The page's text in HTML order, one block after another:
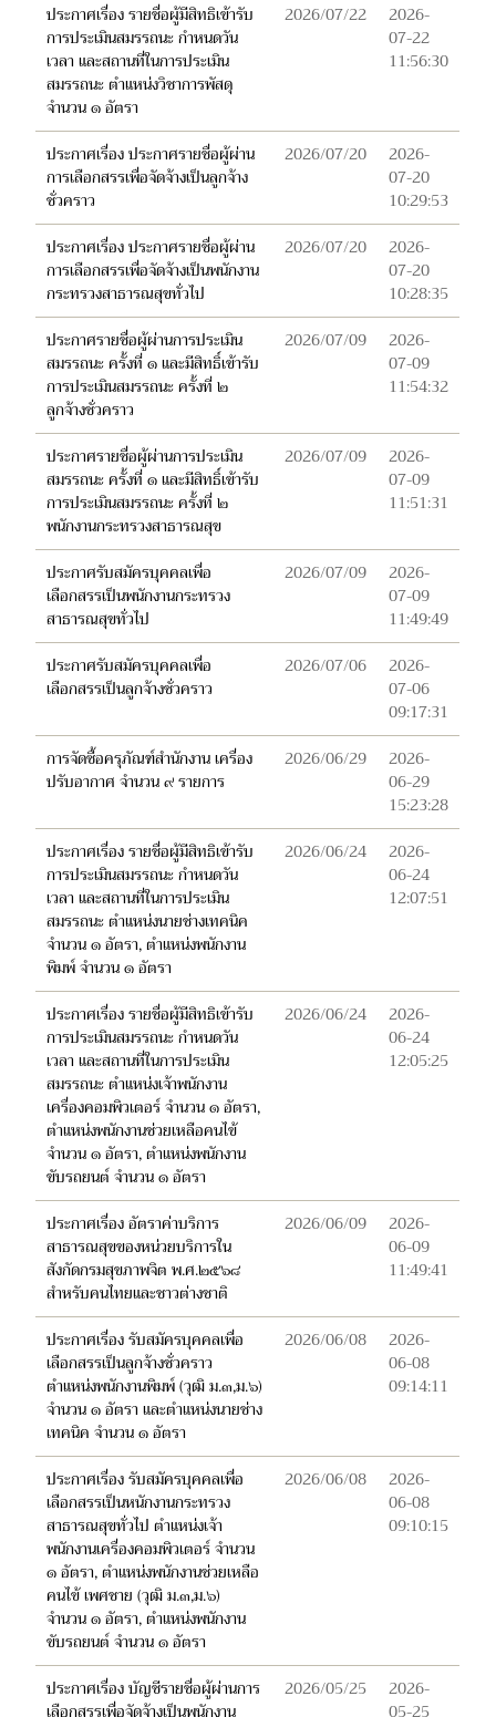
ประกาศเรื่อง รายชื่อผู้มีสิทธิเข้ารับ
การประเมินสมรรถนะ กำหนดวัน
เวลา และสถานที่ในการประเมิน
สมรรถนะ ตำแหน่งวิชาการพัสดุ
จำนวน ๑ อัตรา
2026/07/22
2026-
07-22
11:56:30
ประกาศเรื่อง ประกาศรายชื่อผู้ผ่าน
การเลือกสรรเพื่อจัดจ้างเป็นลูกจ้าง
ชั่วคราว
2026/07/20
2026-
07-20
10:29:53
ประกาศเรื่อง ประกาศรายชื่อผู้ผ่าน
การเลือกสรรเพื่อจัดจ้างเป็นพนักงาน
กระทรวงสาธารณสุขทั่วไป
2026/07/20
2026-
07-20
10:28:35
ประกาศรายชื่อผู้ผ่านการประเมิน
สมรรถนะ ครั้งที่ ๑ และมีสิทธิ์เข้ารับ
การประเมินสมรรถนะ ครั้งที่ ๒
ลูกจ้างชั่วคราว
2026/07/09
2026-
07-09
11:54:32
ประกาศรายชื่อผู้ผ่านการประเมิน
สมรรถนะ ครั้งที่ ๑ และมีสิทธิ์เข้ารับ
การประเมินสมรรถนะ ครั้งที่ ๒
พนักงานกระทรวงสาธารณสุข
2026/07/09
2026-
07-09
11:51:31
ประกาศรับสมัครบุคคลเพื่อ
เลือกสรรเป็นพนักงานกระทรวง
สาธารณสุขทั่วไป
2026/07/09
2026-
07-09
11:49:49
ประกาศรับสมัครบุคคลเพื่อ
เลือกสรรเป็นลูกจ้างชั่วคราว
2026/07/06
2026-
07-06
09:17:31
การจัดซื้อครุภัณฑ์สำนักงาน เครื่อง
ปรับอากาศ จำนวน ๙ รายการ
2026/06/29
2026-
06-29
15:23:28
ประกาศเรื่อง รายชื่อผู้มีสิทธิเข้ารับ
การประเมินสมรรถนะ กำหนดวัน
เวลา และสถานที่ในการประเมิน
สมรรถนะ ตำแหน่งนายช่างเทคนิค
จำนวน ๑ อัตรา, ตำแหน่งพนักงาน
พิมพ์ จำนวน ๑ อัตรา
2026/06/24
2026-
06-24
12:07:51
ประกาศเรื่อง รายชื่อผู้มีสิทธิเข้ารับ
การประเมินสมรรถนะ กำหนดวัน
เวลา และสถานที่ในการประเมิน
สมรรถนะ ตำแหน่งเจ้าพนักงาน
เครื่องคอมพิวเตอร์ จำนวน ๑ อัตรา,
ตำแหน่งพนักงานช่วยเหลือคนไข้
จำนวน ๑ อัตรา, ตำแหน่งพนักงาน
ขับรถยนต์ จำนวน ๑ อัตรา
2026/06/24
2026-
06-24
12:05:25
ประกาศเรื่อง อัตราค่าบริการ
สาธารณสุขของหน่วยบริการใน
สังกัดกรมสุขภาพจิต พ.ศ.๒๕๖๘
สำหรับคนไทยและชาวต่างชาติ
2026/06/09
2026-
06-09
11:49:41
ประกาศเรื่อง รับสมัครบุคคลเพื่อ
เลือกสรรเป็นลูกจ้างชั่วคราว
ตำแหน่งพนักงานพิมพ์ (วุฒิ ม.๓,ม.๖)
จำนวน ๑ อัตรา และตำแหน่งนายช่าง
เทคนิค จำนวน ๑ อัตรา
2026/06/08
2026-
06-08
09:14:11
ประกาศเรื่อง รับสมัครบุคคลเพื่อ
เลือกสรรเป็นหนักงานกระทรวง
สาธารณสุขทั่วไป ตำแหน่งเจ้า
พนักงานเครื่องคอมพิวเตอร์ จำนวน
๑ อัตรา, ตำแหน่งพนักงานช่วยเหลือ
คนไข้ เพศชาย (วุฒิ ม.๓,ม.๖)
จำนวน ๑ อัตรา, ตำแหน่งพนักงาน
ขับรถยนต์ จำนวน ๑ อัตรา
2026/06/08
2026-
06-08
09:10:15
ประกาศเรื่อง บัญชีรายชื่อผู้ผ่านการ
เลือกสรรเพื่อจัดจ้างเป็นพนักงาน
2026/05/25
2026-
05-25